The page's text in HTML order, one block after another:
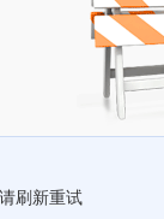
刷新重试